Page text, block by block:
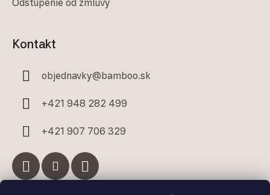
Kontakt
objednavky@bamboo.sk
+421 948 282 499
+421 907 706 329